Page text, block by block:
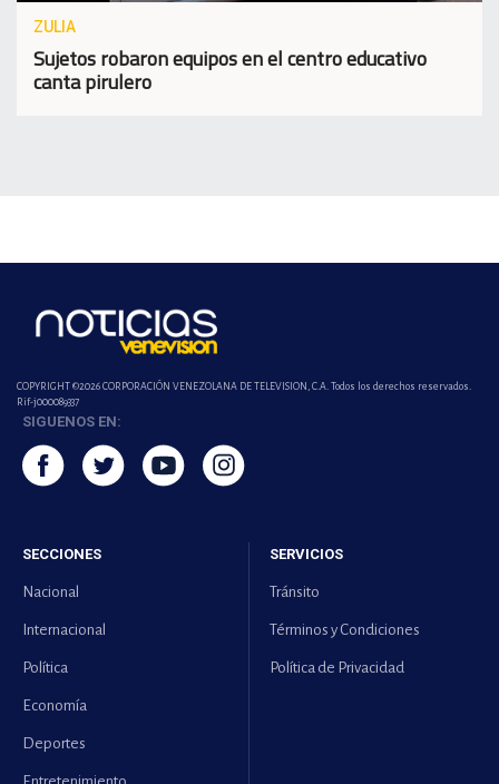
ZULIA
Sujetos robaron equipos en el centro educativo
canta pirulero
COPYRIGHT ©2026 CORPORACIÓN VENEZOLANA DE TELEVISION, C.A. Todos los derechos reservados.
Rif-j000089337
SIGUENOS EN:
SECCIONES
Nacional
Internacional
Política
Economía
Deportes
SERVICIOS
Tránsito
Términos y Condiciones
Política de Privacidad